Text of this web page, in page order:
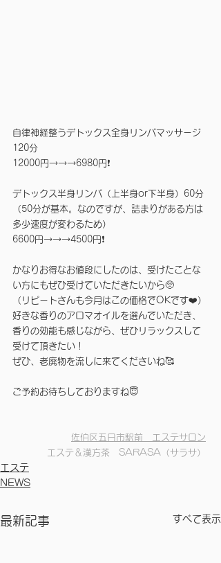
自律神経整うデトックス全身リンパマッサージ
120分
12000円→→→6980円❗️
デトックス半身リンパ（上半身or下半身）60分
（50分が基本。なのですが、詰まりがある方は
多少速度が変わるため）
6600円→→→4500円❗️
かなりお得なお値段にしたのは、受けたことな
い方にもぜひ受けていただきたいから🥺
（リピートさんも今月はこの価格でOKです❤️）
好きな香りのアロマオイルを選んでいただき、
香りの効能も感じながら、ぜひリラックスして
受けて頂きたい！
ぜひ、老廃物を流しに来てくださいね🥰
ご予約お待ちしておりますね😇
佐伯区五日市駅前　エステサロン
エステ＆漢方茶　SARASA（サラサ）
エステ
NEWS
最新記事 すべて表示